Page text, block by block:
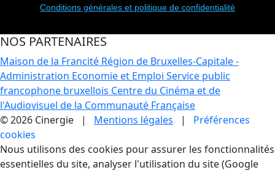
Conditions générales et politique de confidentialité
NOS PARTENAIRES
Maison de la Francité Région de Bruxelles-Capitale -
Administration Economie et Emploi Service public
francophone bruxellois Centre du Cinéma et de
l'Audiovisuel de la Communauté Française
© 2026 Cinergie | Mentions légales | Préférences
cookies
Gestion des Cookies
Nous utilisons des cookies pour assurer les fonctionnalités
essentielles du site, analyser l'utilisation du site (Google